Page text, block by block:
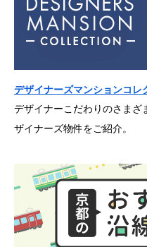
デザイナーズマンションコレ
デザイナーこだわりのさまざ
ザイナーズ物件をご紹介。